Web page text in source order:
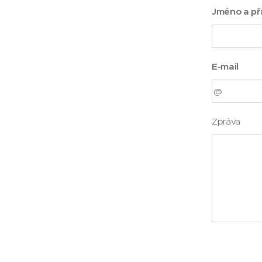
Jméno a
E-mail
Zpráva